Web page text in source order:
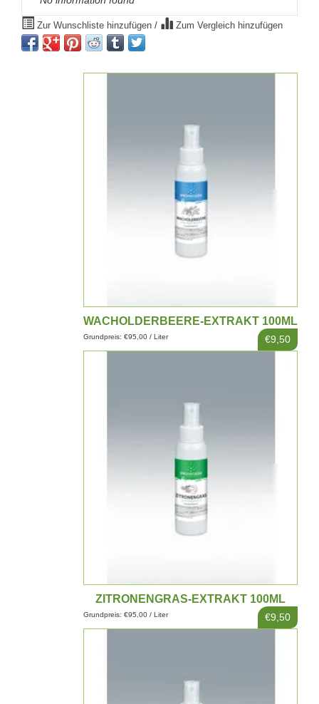
Zur Wunschliste hinzufügen / Zum Vergleich hinzufügen
WACHOLDERBEERE-EXTRAKT 100ML
€9,50
Grundpreis: €95,00 / Liter
ZITRONENGRAS-EXTRAKT 100ML
€9,50
Grundpreis: €95,00 / Liter